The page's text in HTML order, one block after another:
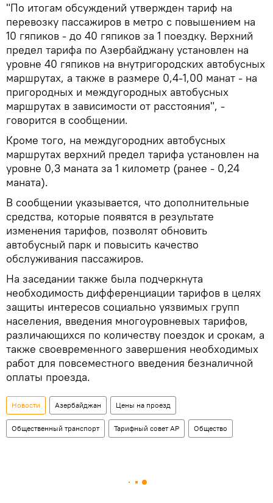
"По итогам обсуждений утвержден тариф на
перевозку пассажиров в метро с повышением на
10 гяпиков - до 40 гяпиков за 1 поездку. Верхний
предел тарифа по Азербайджану установлен на
уровне 40 гяпиков на внутригородских автобусных
маршрутах, а также в размере 0,4-1,00 манат - на
пригородных и междугородных автобусных
маршрутах в зависимости от расстояния", -
говорится в сообщении.
Кроме того, на междугородних автобусных
маршрутах верхний предел тарифа установлен на
уровне 0,3 маната за 1 километр (ранее - 0,24
маната).
В сообщении указывается, что дополнительные
средства, которые появятся в результате
изменения тарифов, позволят обновить
автобусный парк и повысить качество
обслуживания пассажиров.
На заседании также была подчеркнута
необходимость дифференциации тарифов в целях
защиты интересов социально уязвимых групп
населения, введения многоуровневых тарифов,
различающихся по количеству поездок и срокам, а
также своевременного завершения необходимых
работ для повсеместного введения безналичной
оплаты проезда.
Новости Азербайджан Цены на проезд
Общественный транспорт Тарифный совет АР Общество